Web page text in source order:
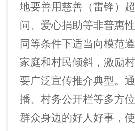
地要善用慈善（雷锋）
问、爱心捐助等非普惠
同等条件下适当向模范
家庭和村民倾斜，激励
要广泛宣传推介典型。
播、村务公开栏等多方
群众身边的好人好事，